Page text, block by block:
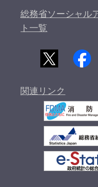
総務省ソーシャル
ト一覧
関連リンク